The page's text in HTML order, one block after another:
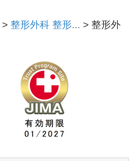
> 整形外科 整形... > 整形外